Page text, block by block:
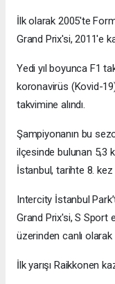
İlk olarak 2005'te
Grand Prix'si, 2011'e
Yedi yıl boyunca F1
koronavirüs (Kovid-
takvimine alındı.
Şampiyonanın bu
ilçesinde bulunan 5,3
İstanbul, tarihte 8. kez
Intercity İstanbul
Grand Prix'si, S Sport
üzerinden canlı
İlk yarışı Raikkonen